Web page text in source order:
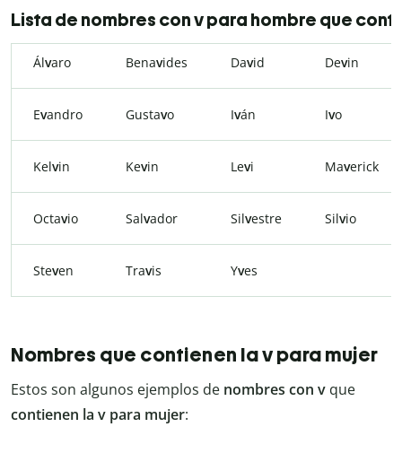
Lista de nombres con v para hombre que
Álvaro Benavides David Devin
Evandro Gustavo Iván Ivo
Kelvin Kevin Levi Maverick
Octavio Salvador Silvestre Silvio
Steven Travis Yves
Nombres que contienen la v para mujer
Estos son algunos ejemplos de nombres con v que
contienen la v para mujer: